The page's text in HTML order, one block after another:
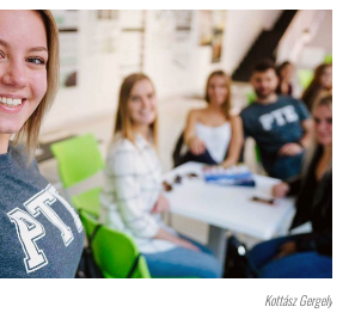
Kottász Gergely